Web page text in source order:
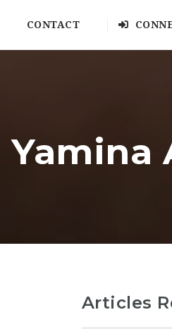
CONTACT
Articles